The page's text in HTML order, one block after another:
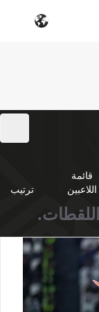
قائمة
اللاعبين
ترتيب
اللقطات.